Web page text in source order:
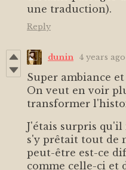
une traduction).
Reply
dunin 4 years ago
Super ambiance
On veut en voir
transformer
J'étais surpris qu'il
s'y prêtait tout de
peut-être est-ce
comme celle-ci et